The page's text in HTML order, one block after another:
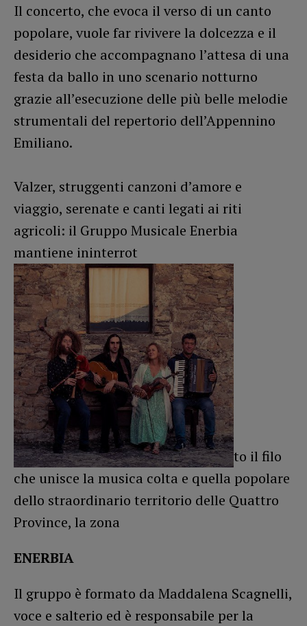
Il concerto, che evoca il verso di un canto
popolare, vuole far rivivere la dolcezza e il
desiderio che accompagnano l’attesa di una
festa da ballo in uno scenario notturno
grazie all’esecuzione delle più belle melodie
strumentali del repertorio dell’Appennino
Emiliano.
Valzer, struggenti canzoni d’amore e
viaggio, serenate e canti legati ai riti
agricoli: il Gruppo Musicale Enerbia
mantiene ininterrot
to il filo
che unisce la musica colta e quella popolare
dello straordinario territorio delle Quattro
Province, la zona
ENERBIA
Il gruppo è formato da Maddalena Scagnelli,
voce e salterio ed è responsabile per la